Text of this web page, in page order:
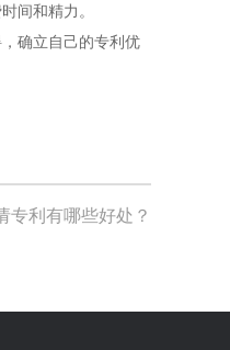
间和精力。
确立自己的专利优
专利有哪些好处？